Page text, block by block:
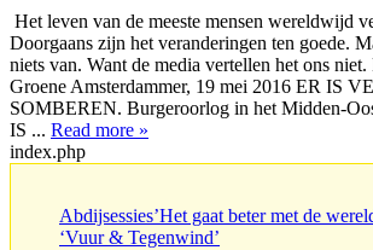
Het leven van de meeste mensen wereldwijd
Doorgaans zijn het veranderingen ten goede.
niets van. Want de media vertellen het ons
Groene Amsterdammer, 19 mei 2016 ER IS
SOMBEREN. Burgeroorlog in het Midden-
IS ... Read more »
index.php
Abdijsessies’Het gaat beter met de
‘Vuur & Tegenwind’